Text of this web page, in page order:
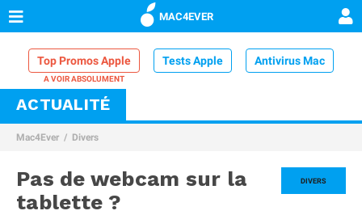
MAC4EVER
Top Promos Apple Tests Apple Antivirus Mac
VPN Mac
Comparatif iPhone
ACTUALITÉ
Mac4Ever Divers
DIVERS
Pas de webcam sur la
tablette ?